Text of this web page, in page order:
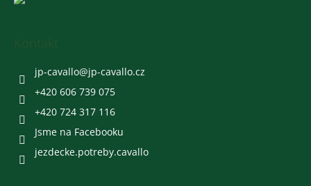
jp-cavallo@jp-cavallo.cz
+420 606 739 075
+420 724 317 116
Jsme na Facebooku
jezdecke.potreby.cavallo